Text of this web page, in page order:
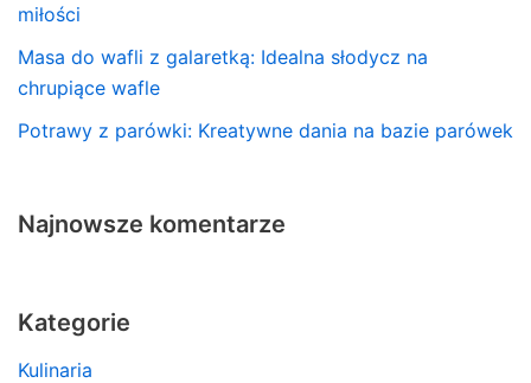
miłości
Masa do wafli z galaretką: Idealna słodycz na
chrupiące wafle
Potrawy z parówki: Kreatywne dania na bazie parówek
Najnowsze komentarze
Kategorie
Kulinaria